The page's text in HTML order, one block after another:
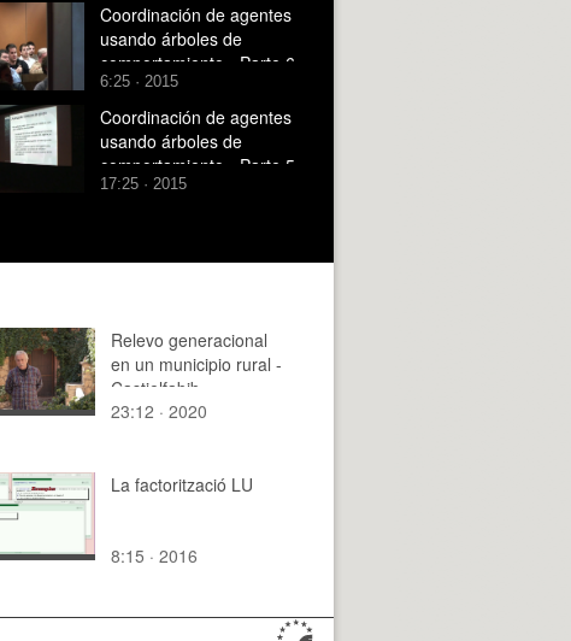
Coordinación de agentes
usando árboles de
comportamiento - Parte 6
6:25 · 2015
Coordinación de agentes
usando árboles de
comportamiento - Parte 5
17:25 · 2015
Relevo generacional
en un municipio rural -
Castielfabib
23:12 · 2020
La factorització LU
8:15 · 2016